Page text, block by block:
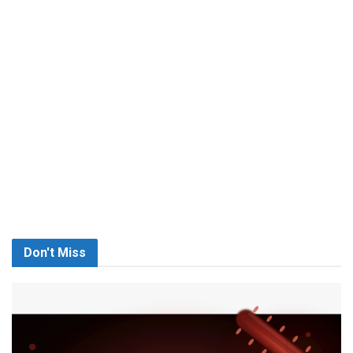
Don't Miss